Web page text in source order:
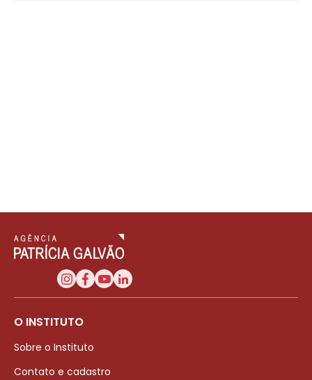
O INSTITUTO
Sobre o Instituto
Contato e cadastro